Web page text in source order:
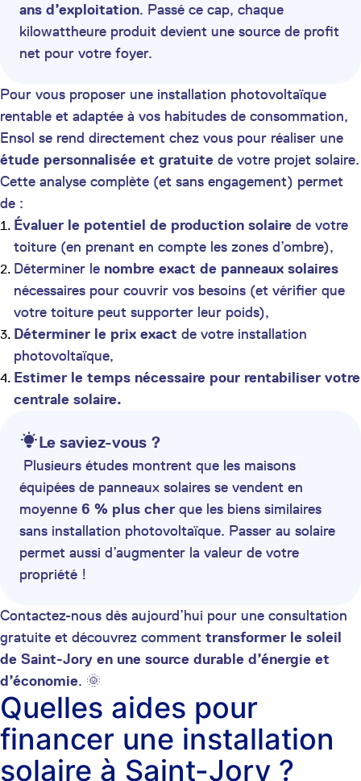
ans d’exploitation. Passé ce cap, chaque
kilowattheure produit devient une source de profit
net pour votre foyer.
Pour vous proposer une installation photovoltaïque
rentable et adaptée à vos habitudes de consommation,
Ensol se rend directement chez vous pour réaliser une
étude personnalisée et gratuite de votre projet solaire.
Cette analyse complète (et sans engagement) permet
de :
Évaluer le potentiel de production solaire de votre
toiture (en prenant en compte les zones d’ombre),
Déterminer le nombre exact de panneaux solaires
nécessaires pour couvrir vos besoins (et vérifier que
votre toiture peut supporter leur poids),
Déterminer le prix exact de votre installation
photovoltaïque,
Estimer le temps nécessaire pour rentabiliser votre
centrale solaire.
Le saviez-vous ?
Plusieurs études montrent que les maisons
équipées de panneaux solaires se vendent en
moyenne 6 % plus cher que les biens similaires
sans installation photovoltaïque. Passer au solaire
permet aussi d’augmenter la valeur de votre
propriété !
Contactez-nous dès aujourd’hui pour une consultation
gratuite et découvrez comment transformer le soleil
de Saint-Jory en une source durable d’énergie et
d’économie. 🌞
Quelles aides pour
financer une installation
solaire à Saint-Jory ?